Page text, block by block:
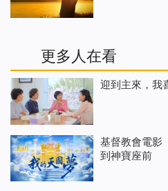
更多人在看
迎到主來，我
基督教會電影
到神寶座前